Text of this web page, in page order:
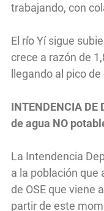
trabajando, con
El río Yí sigue
crece a razón de
llegando al pico
INTENDENCIA
de agua NO
La Intendencia
a la población que
de OSE que viene
partir de este